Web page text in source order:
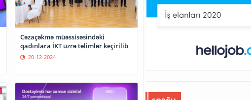
Cəzaçəkmə müəssisəsindəki
qadınlara İKT üzrə təlimlər keçirilib
20-12-2024